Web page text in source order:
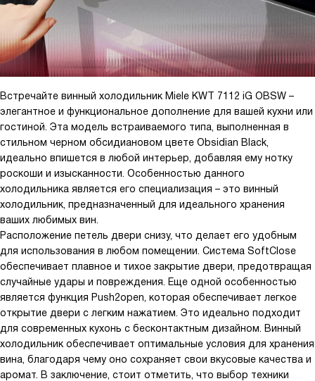
разместить до 18 бутылочек винца. Класс энергопотребления
А++. Есть оповещения об открытой двери и функции ее
блокировки. Красивая светодиодная (она супер, и вино
подсвечивает, и в тоже время его не нагревает) подсветка!!! В
общем и целом я и мои мастера в восторге!!! В дни вина запись
счастья... Спасибо за такого технологичного помощника
производителю.
Встречайте винный холодильник Miele KWT 7112 iG OBSW –
элегантное и функциональное дополнение для вашей кухни или
гостиной. Эта модель встраиваемого типа, выполненная в
стильном черном обсидиановом цвете Obsidian Black,
идеально впишется в любой интерьер, добавляя ему нотку
роскоши и изысканности. Особенностью данного
холодильника является его специализация – это винный
холодильник, предназначенный для идеального хранения
ваших любимых вин.
Расположение петель двери снизу, что делает его удобным
для использования в любом помещении. Система SoftClose
обеспечивает плавное и тихое закрытие двери, предотвращая
случайные удары и повреждения. Еще одной особенностью
является функция Push2open, которая обеспечивает легкое
открытие двери с легким нажатием. Это идеально подходит
для современных кухонь с бесконтактным дизайном. Винный
холодильник обеспечивает оптимальные условия для хранения
вина, благодаря чему оно сохраняет свои вкусовые качества и
аромат. В заключение, стоит отметить, что выбор техники